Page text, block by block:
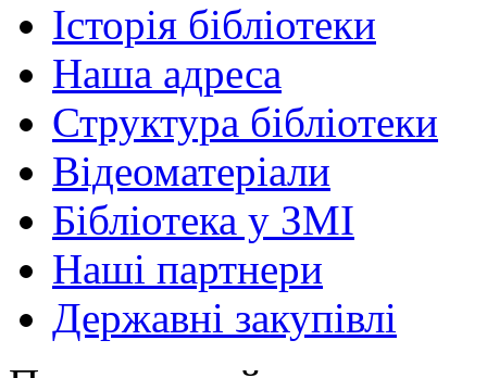
Історія бібліотеки
Наша адреса
Структура бібліотеки
Відеоматеріали
Бібліотека у ЗМІ
Наші партнери
Державні закупівлі